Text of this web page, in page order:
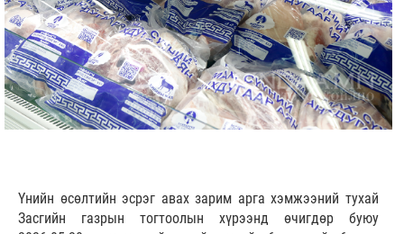
Үнийн өсөлтийн эсрэг авах зарим арга хэмжээний тухай
Засгийн газрын тогтоолын хүрээнд өчигдөр буюу